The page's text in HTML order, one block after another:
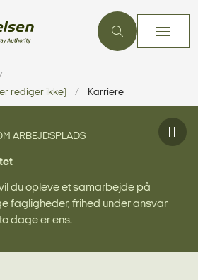
rediger ikke)
Karriere
ARBEJDSPLADS
du opleve et samarbejde på
fagligheder, frihed under ansvar
dage er ens.